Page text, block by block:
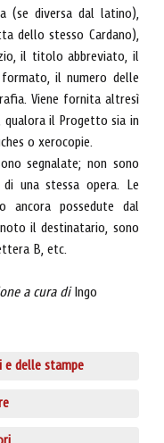
(se diversa dal latino),
dello stesso Cardano),
il titolo abbreviato, il
il numero delle
Viene fornita altresì
qualora il Progetto sia in
o xerocopie.
segnalate; non sono
una stessa opera. Le
ancora possedute dal
il destinatario, sono
B, etc.
a cura diIngo
e delle stampe